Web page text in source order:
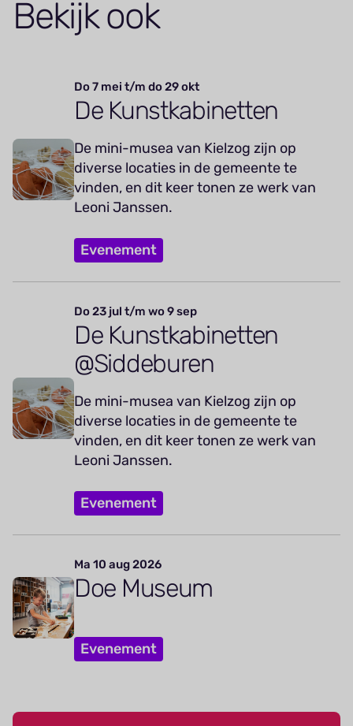
Bekijk ook
Do 7 mei t/m do 29 okt
De Kunstkabinetten
De mini-musea van Kielzog zijn op
diverse locaties in de gemeente te
vinden, en dit keer tonen ze werk van
Leoni Janssen.
Evenement
Do 23 jul t/m wo 9 sep
De Kunstkabinetten
@Siddeburen
De mini-musea van Kielzog zijn op
diverse locaties in de gemeente te
vinden, en dit keer tonen ze werk van
Leoni Janssen.
Evenement
Ma 10 aug 2026
Doe Museum
Evenement